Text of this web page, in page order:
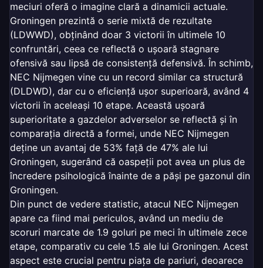
meciuri oferă o imagine clară a dinamicii actuale.
Groningen prezintă o serie mixtă de rezultate
(LDWWD), obținând doar 3 victorii în ultimele 10
confruntări, ceea ce reflectă o ușoară stagnare
ofensivă sau lipsă de consistență defensivă. În schimb,
NEC Nijmegen vine cu un record similar ca structură
(DLDWD), dar cu o eficiență ușor superioară, având 4
victorii în aceleași 10 etape. Această ușoară
superioritate a gazdelor adverselor se reflectă și în
comparația directă a formei, unde NEC Nijmegen
deține un avantaj de 53% față de 47% ale lui
Groningen, sugerând că oaspeții pot avea un plus de
încredere psihologică înainte de a păși pe gazonul din
Groningen.
Din punct de vedere statistic, atacul NEC Nijmegen
apare ca fiind mai periculos, având un mediu de
scoruri marcate de 1.9 goluri pe meci în ultimele zece
etape, comparativ cu cele 1.5 ale lui Groningen. Acest
aspect este crucial pentru piața de pariuri, deoarece